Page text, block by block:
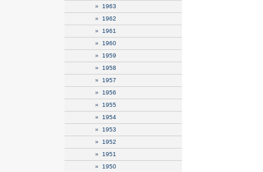
» 1963
» 1962
» 1961
» 1960
» 1959
» 1958
» 1957
» 1956
» 1955
» 1954
» 1953
» 1952
» 1951
» 1950